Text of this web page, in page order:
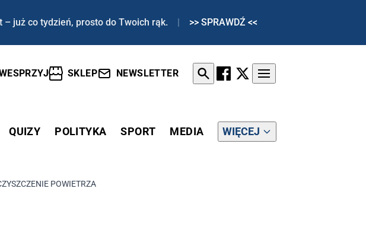
– już co tydzień, prosto do Twoich rąk. | >> SPRAWDŹ <<
SKLEP NEWSLETTER
QUIZY POLITYKA SPORT MEDIA WIĘCEJ
POWIETRZA